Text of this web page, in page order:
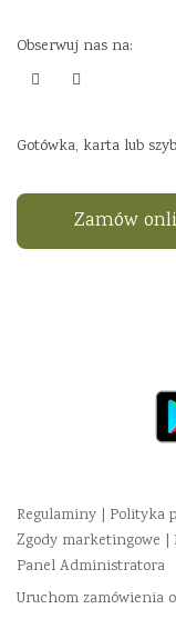
Obserwuj nas na:
Gotówka, karta lub
Zamów
Regulaminy | Polityka
Zgody marketingowe |
Panel Administratora
Uruchom zamówienia